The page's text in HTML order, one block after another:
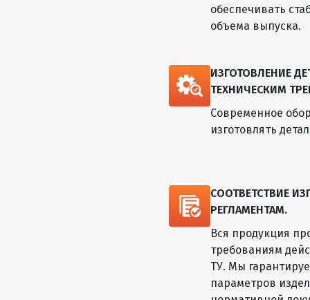
обеспечивать
объема выпуска.
ИЗГОТОВЛЕНИЕ
ТЕХНИЧЕСКИМ
Современное
изготовлять
СООТВЕТСТВИЕ
РЕГЛАМЕНТАМ.
Вся продукция
требованиям
ТУ. Мы
параметров